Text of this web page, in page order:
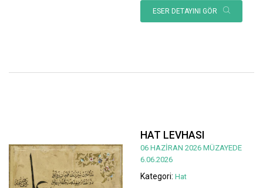
ESER DETAYINI GÖR
HAT LEVHASI
06 HAZİRAN 2026 MÜZAYEDE
6.06.2026
Kategori: Hat